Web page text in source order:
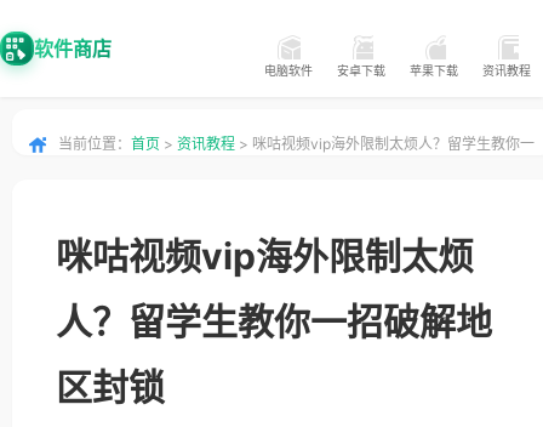
软件商店
电脑软件 安卓下载 苹果下载 资讯教程
当前位置： 首页 > 资讯教程 > 咪咕视频vip海外限制太烦人？留学生教你一
咪咕视频vip海外限制太烦
人？留学生教你一招破解地
区封锁